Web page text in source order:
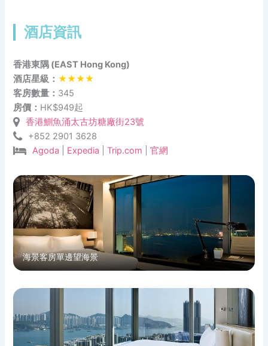
酒店資訊
香港東隅 (EAST Hong Kong)
酒店星級： ★★★★
客房數量： 345
房價： HK$949起
香港鰂魚涌太古坊糖廠街23號
+852 2901 3628
Agoda
Expedia |Trip.com |官網
海景客房單邊望海景